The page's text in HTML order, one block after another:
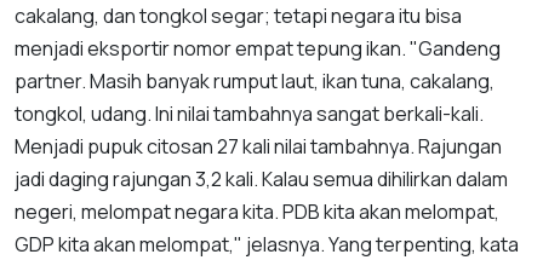
cakalang, dan tongkol segar; tetapi negara itu bisa
menjadi eksportir nomor empat tepung ikan. "Gandeng
partner. Masih banyak rumput laut, ikan tuna, cakalang,
tongkol, udang. Ini nilai tambahnya sangat berkali-kali.
Menjadi pupuk citosan 27 kali nilai tambahnya. Rajungan
jadi daging rajungan 3,2 kali. Kalau semua dihilirkan dalam
negeri, melompat negara kita. PDB kita akan melompat,
GDP kita akan melompat," jelasnya. Yang terpenting, kata